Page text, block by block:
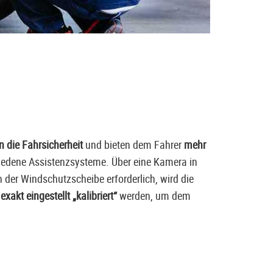
die Fahrsicherheitund bieten dem Fahrer mehr
Assistenzsysteme. Über eine Kamera in
Windschutzscheibe erforderlich, wird die
exakt eingestellt „kalibriert“werden, um dem